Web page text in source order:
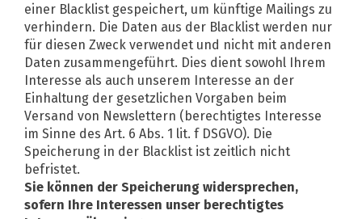
einer Blacklist gespeichert, um künftige Mailings zu
verhindern. Die Daten aus der Blacklist werden nur
für diesen Zweck verwendet und nicht mit anderen
Daten zusammengeführt. Dies dient sowohl Ihrem
Interesse als auch unserem Interesse an der
Einhaltung der gesetzlichen Vorgaben beim
Versand von Newslettern (berechtigtes Interesse
im Sinne des Art. 6 Abs. 1 lit. f DSGVO). Die
Speicherung in der Blacklist ist zeitlich nicht
befristet.
Sie können der Speicherung widersprechen,
sofern Ihre Interessen unser berechtigtes